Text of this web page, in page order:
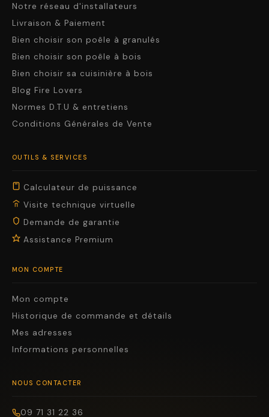
Notre réseau d'installateurs
Livraison & Paiement
Bien choisir son poêle à granulés
Bien choisir son poêle à bois
Bien choisir sa cuisinière à bois
Blog Fire Lovers
Normes D.T.U & entretiens
Conditions Générales de Vente
OUTILS & SERVICES
Calculateur de puissance
Visite technique virtuelle
Demande de garantie
Assistance Premium
MON COMPTE
Mon compte
Historique de commande et détails
Mes adresses
Informations personnelles
NOUS CONTACTER
09 71 31 22 36